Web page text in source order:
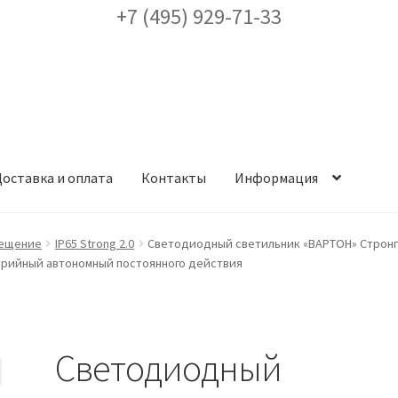
+7 (495) 929-71-33
и оплата Контакты Информация
Доставка и оплатаЗаказ проекта освещения Контакты
СертификатыТаблица выбора вводного щитка
IP65 Strong 2.0
Светодиодный светильник «ВАРТОН»
автономный постоянного действия
Светодиодный